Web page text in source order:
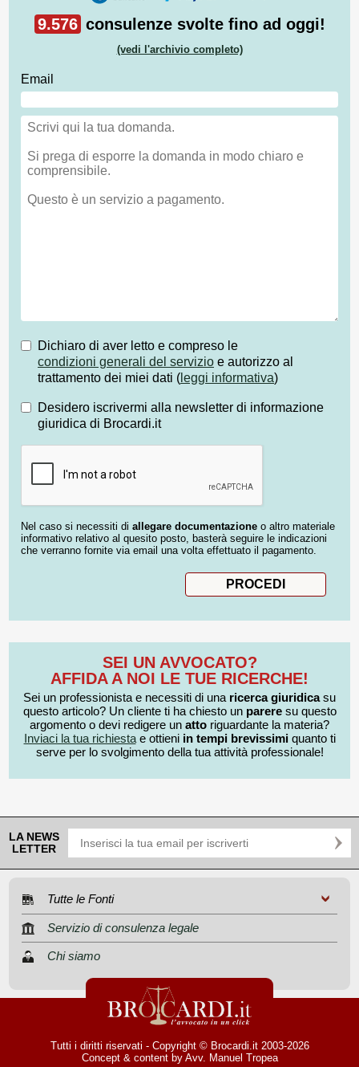
9.576 consulenze svolte fino ad oggi!
(vedi l'archivio completo)
Email
Dichiaro di aver letto e compreso le
condizioni generali del servizio e autorizzo al
trattamento dei miei dati ( leggi informativa)
Desidero iscrivermi alla newsletter di informazione
giuridica di Brocardi.it
Nel caso si necessiti di allegare documentazione o altro materiale
informativo relativo al quesito posto, basterà seguire le indicazioni
che verranno fornite via email una volta effettuato il pagamento.
SEI UN AVVOCATO?
AFFIDA A NOI LE TUE RICERCHE!
Sei un professionista e necessiti di una ricerca giuridicasu
questo articolo? Un cliente ti ha chiesto un pareresu questo
argomento o devi redigere un atto riguardante la materia?
Inviaci la tua richiestae ottieni in tempi brevissimiquanto ti
serve per lo svolgimento della tua attività professionale!
LA NEWS
LETTER
Tutte le Fonti
Servizio di consulenza legale
Chi siamo
Tutti i diritti riservati - Copyright © Brocardi.it 2003-2026
Concept & content by Avv. Manuel Tropea